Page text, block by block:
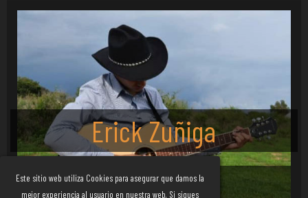
Este sitio web utiliza Cookies para asegurar que damos la
mejor experiencia al usuario en nuestra web. Si sigues
Erick Zuñiga
CANTANTE